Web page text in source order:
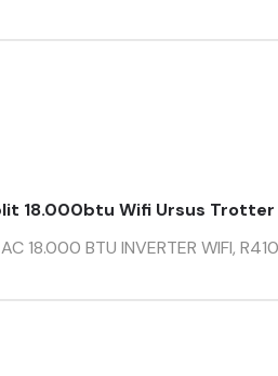
18.000btu Wifi Ursus Trotter
18.000 BTU INVERTER WIFI,